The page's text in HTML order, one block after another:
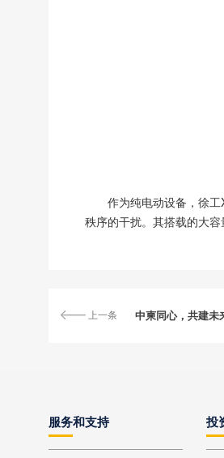
作为纯电动设备，徐
秩序的干扰。其搭载的大
上一条 中柬同心，共建未
服务和支持 投